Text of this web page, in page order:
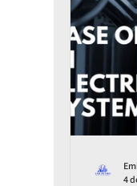
croisé,
leurs
4